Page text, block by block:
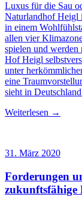
Luxus für die Sau
Naturlandhof Heigl
in einem
allen vier
spielen und
Hof Heigl
unter
eine
sieht in
Weiterlesen →
31. März 2020
Forderungen